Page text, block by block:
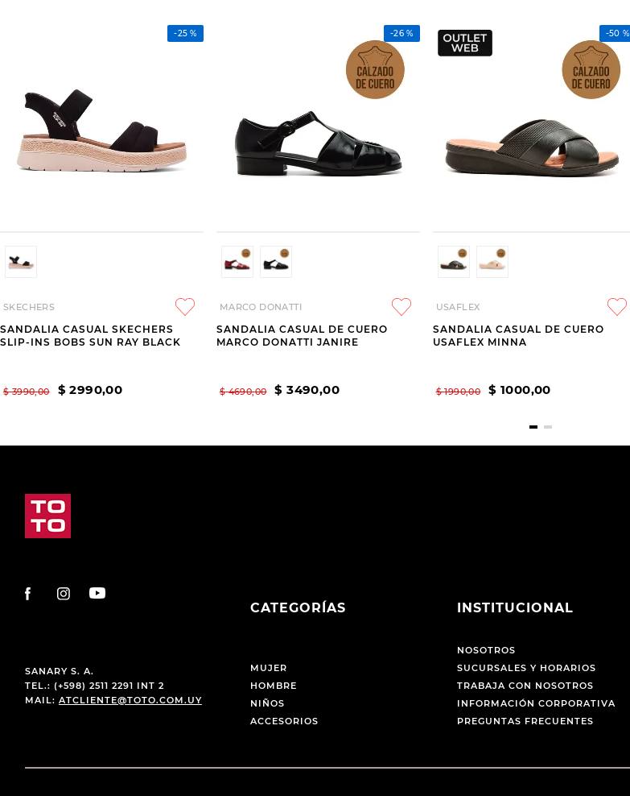
-25 %
SKECHERS
SANDALIA CASUAL SKECHERS
SLIP-INS BOBS SUN RAY BLACK
$ 3990,00 $ 2990,00
-26 %
MARCO DONATTI
SANDALIA CASUAL DE CUERO
MARCO DONATTI JANIRE
$ 4690,00 $ 3490,00
-50 %
USAFLEX
SANDALIA CASUAL DE CUERO
USAFLEX MINNA
$ 1990,00 $ 1000,00
SANARY S. A.
TEL.: (+598) 2511 2291 INT 2
MAIL: ATCLIENTE@TOTO.COM.UY
CATEGORÍAS
MUJER
HOMBRE
NIÑOS
ACCESORIOS
INSTITUCIONAL
NOSOTROS
SUCURSALES Y HORARIOS
TRABAJA CON NOSOTROS
INFORMACIÓN CORPORATIVA
PREGUNTAS FRECUENTES